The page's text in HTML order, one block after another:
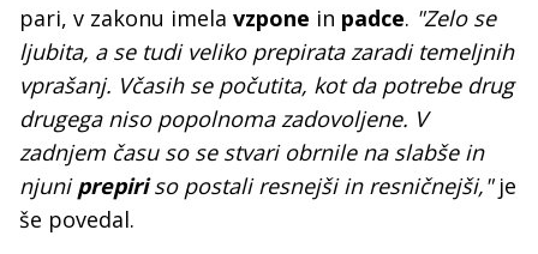
pari, v zakonu imela vzpone in padce. "Zelo se
ljubita, a se tudi veliko prepirata zaradi temeljnih
vprašanj. Včasih se počutita, kot da potrebe drug
drugega niso popolnoma zadovoljene. V
zadnjem času so se stvari obrnile na slabše in
njuniprepiriso postali resnejši in resničnejši,"je
še povedal.